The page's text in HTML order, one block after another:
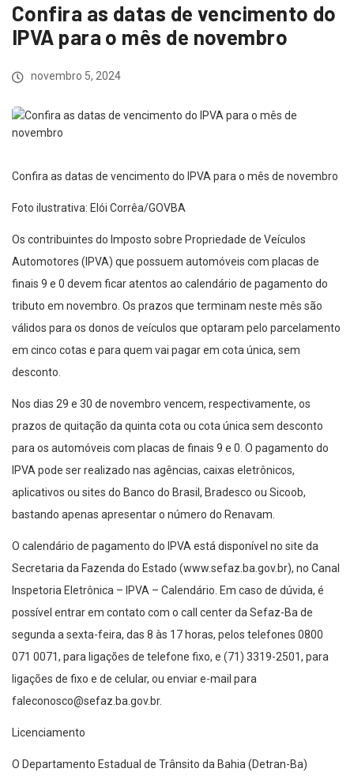
Confira as datas de vencimento do
IPVA para o mês de novembro
novembro 5, 2024
Confira as datas de vencimento do IPVA para o mês de novembro
Foto ilustrativa: Elói Corrêa/GOVBA
Os contribuintes do Imposto sobre Propriedade de Veículos
Automotores (IPVA) que possuem automóveis com placas de
finais 9 e 0 devem ficar atentos ao calendário de pagamento do
tributo em novembro. Os prazos que terminam neste mês são
válidos para os donos de veículos que optaram pelo parcelamento
em cinco cotas e para quem vai pagar em cota única, sem
desconto.
Nos dias 29 e 30 de novembro vencem, respectivamente, os
prazos de quitação da quinta cota ou cota única sem desconto
para os automóveis com placas de finais 9 e 0. O pagamento do
IPVA pode ser realizado nas agências, caixas eletrônicos,
aplicativos ou sites do Banco do Brasil, Bradesco ou Sicoob,
bastando apenas apresentar o número do Renavam.
O calendário de pagamento do IPVA está disponível no site da
Secretaria da Fazenda do Estado (www.sefaz.ba.gov.br), no Canal
Inspetoria Eletrônica – IPVA – Calendário. Em caso de dúvida, é
possível entrar em contato com o call center da Sefaz-Ba de
segunda a sexta-feira, das 8 às 17 horas, pelos telefones 0800
071 0071, para ligações de telefone fixo, e (71) 3319-2501, para
ligações de fixo e de celular, ou enviar e-mail para
faleconosco@sefaz.ba.gov.br.
Licenciamento
O Departamento Estadual de Trânsito da Bahia (Detran-Ba)